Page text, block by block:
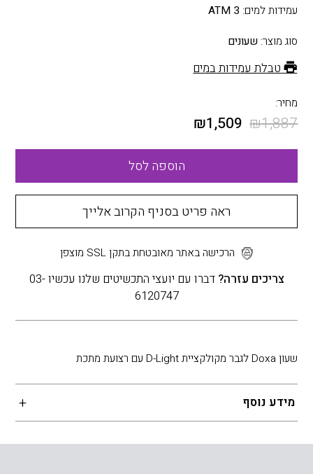
עמידות למים: 3 ATM
סוג מוצר: שעונים
טבלת עמידות במים
מחיר:
₪1,887
₪1,509
הוספה לסל
ראה פריט בסניף הקרוב אלייך
הרכישה באתר מאובטחת בתקן SSL מוצפן
צריכים עזרה?
דברו עם יועצי התכשיטים שלנו עכשיו 03-
6120747
שעון Doxa לגבר מקולקציית D-Light עם רצועת מתכת
מידע נוסף